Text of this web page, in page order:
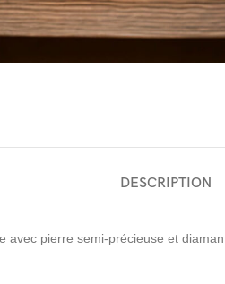
pour agrandir
DESCRIPTION
avec pierre semi-précieuse et